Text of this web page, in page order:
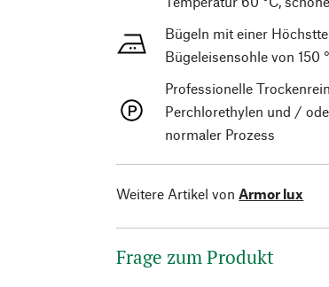
Bügeln mit einer
Bügeleisensohle von 150
Professionelle
Perchlorethylen und /
normaler Prozess
Weitere Artikel von Armor lux
Frage zum Produkt